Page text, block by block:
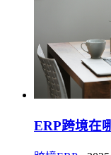
ERP跨境在